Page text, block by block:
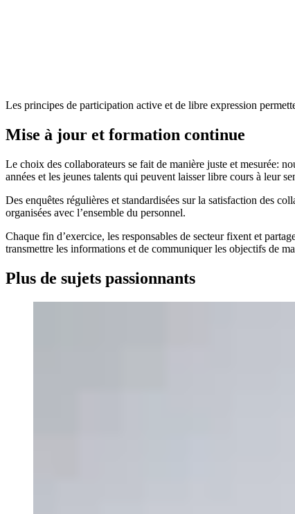
Les principes de participation active et de libre expression
Mise à jour et formation continue
Le choix des collaborateurs se fait de manière juste et mesurée:
années et les jeunes talents qui peuvent laisser libre cours à leur
Des enquêtes régulières et standardisées sur la satisfaction des
organisées avec l’ensemble du personnel.
Chaque fin d’exercice, les responsables de secteur fixent et
transmettre les informations et de communiquer les objectifs de
Plus de sujets passionnants